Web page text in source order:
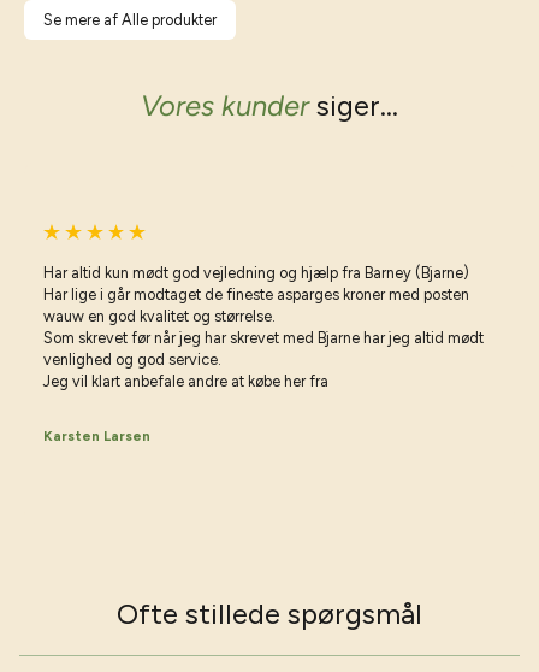
Se mere af Alle produkter
Vores kundersiger...
Har altid kun mødt god vejledning og hjælp fra Barney (Bjarne)
Har lige i går modtaget de fineste asparges kroner med posten
wauw en god kvalitet og størrelse.
Som skrevet før når jeg har skrevet med Bjarne har jeg altid mødt
venlighed og god service.
Jeg vil klart anbefale andre at købe her fra
Karsten Larsen
Ofte stillede spørgsmål